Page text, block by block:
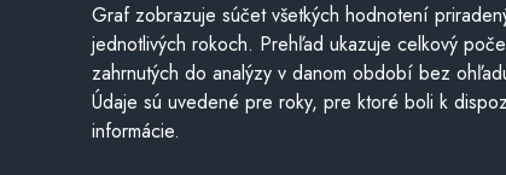
Graf zobrazuje súčet všetkých hodnotení
jednotlivých rokoch. Prehľad ukazuje celkový
zahrnutých do analýzy v danom období bez
Údaje sú uvedené pre roky, pre ktoré boli k
informácie.